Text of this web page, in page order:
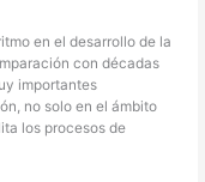
en el desarrollo de la
con décadas
importantes
no solo en el ámbito
los procesos de